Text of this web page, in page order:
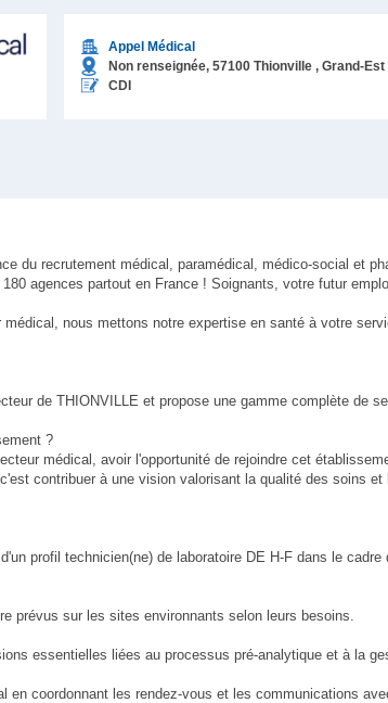
Appel Médical
Non renseignée, 57100 Thionville , Grand-Est
CDI
du recrutement médical, paramédical, médico-social et
agences partout en France ! Soignants, votre futur
nous mettons notre expertise en santé à votre
de THIONVILLE et propose une gamme complète de
?
médical, avoir l'opportunité de rejoindre cet
contribuer à une vision valorisant la qualité des soins et
profil technicien(ne) de laboratoire DE H-F dans le
prévus sur les sites environnants selon leurs besoins.
essentielles liées au processus pré-analytique et à la
en coordonnant les rendez-vous et les communications